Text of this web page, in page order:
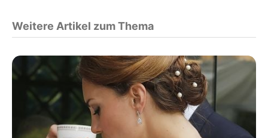
Weitere Artikel zum Thema